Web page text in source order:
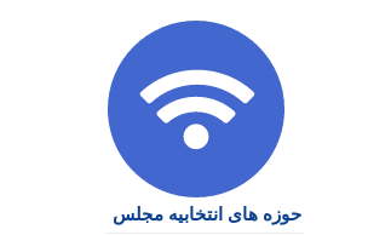
حوزه های انتخابیه مجلس